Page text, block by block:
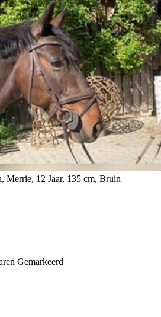
Merrie, 12 Jaar, 135 cm, Bruin
Gemarkeerd